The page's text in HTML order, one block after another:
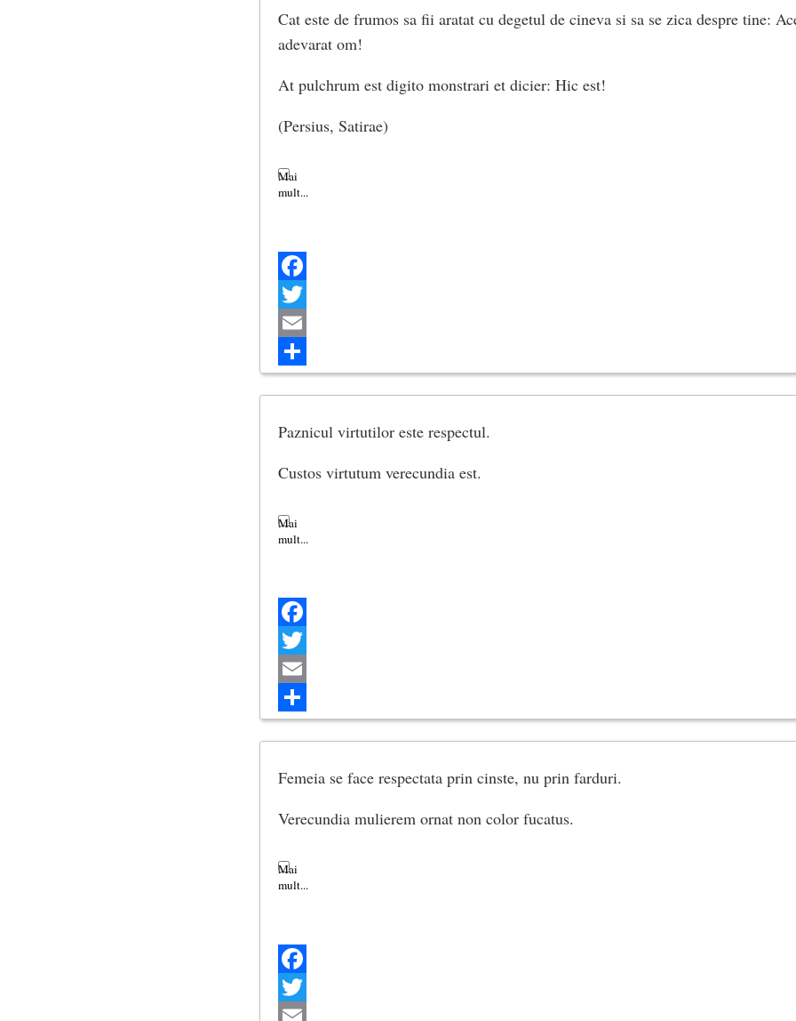
Cat este de frumos sa fii aratat cu degetul de cineva si sa se zica despre tine:
adevarat om!
At pulchrum est digito monstrari et dicier: Hic est!
(Persius, Satirae)
Facebook
Twitter
Email
Share
Paznicul virtutilor este respectul.
Custos virtutum verecundia est.
Facebook
Twitter
Email
Share
Femeia se face respectata prin cinste, nu prin farduri.
Verecundia mulierem ornat non color fucatus.
Facebook
Twitter